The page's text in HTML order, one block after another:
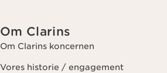
Om Clarins
Om Clarins koncernen
Vores historie / engagement